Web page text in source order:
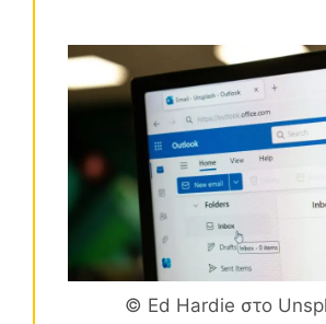
© Ed Hardie στο